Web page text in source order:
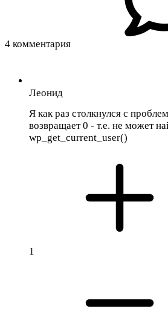
4 комментария
Леонид
Я как раз столкнулся с
возвращает 0 - т.е. не может
wp_get_current_user()
1